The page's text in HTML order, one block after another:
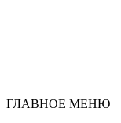
ГЛАВНОЕ МЕНЮ